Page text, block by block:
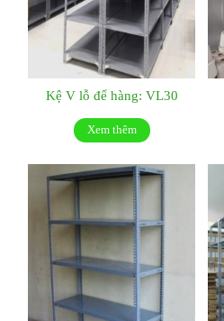
Kệ V lỗ để hàng: VL30
Xem thêm